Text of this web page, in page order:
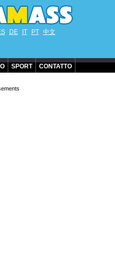
DE IT PT 中文
SPORT CONTATTO